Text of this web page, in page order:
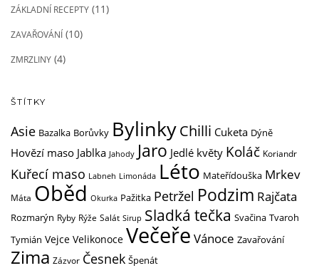
ZÁKLADNÍ RECEPTY (11)
ZAVAŘOVÁNÍ (10)
ZMRZLINY (4)
ŠTÍTKY
Asie Bazalka Borůvky BylinkyChilli Cuketa Dýně
Hovězí maso Jablka Jahody Jaro Jedlé květy Koláč Koriandr
Kuřecí maso Labneh Limonáda Léto Mateřídouška Mrkev
Máta Oběd Okurka Pažitka Petržel Podzim Rajčata
Rozmarýn Ryby Rýže Salát Sirup Sladká tečka Svačina Tvaroh
Tymián Vejce Velikonoce Večeře Vánoce Zavařování
Zima Zázvor Česnek Špenát